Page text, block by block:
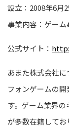
設立：2008年6月
事業内容：ゲーム
公式サイト：
あまた株式会社
フォンゲームの
す。ゲーム業界
が多数在籍して